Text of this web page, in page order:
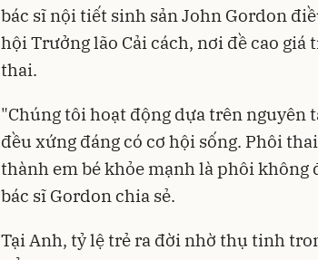
bác sĩ nội tiết sinh sản John Gordon
hội Trưởng lão Cải cách, nơi đề cao giá
thai.
"Chúng tôi hoạt động dựa trên nguyên
đều xứng đáng có cơ hội sống. Phôi
thành em bé khỏe mạnh là phôi không
bác sĩ Gordon chia sẻ.
Tại Anh, tỷ lệ trẻ ra đời nhờ thụ tinh